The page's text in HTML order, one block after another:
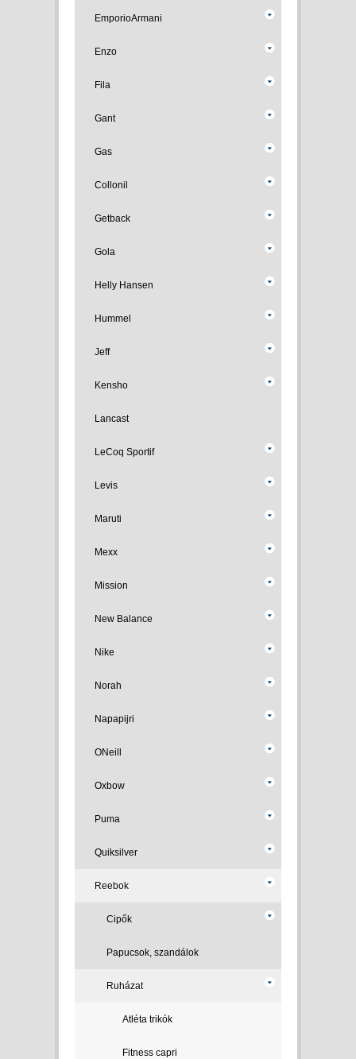
EmporioArmani
Enzo
Fila
Gant
Gas
Collonil
Getback
Gola
Helly Hansen
Hummel
Jeff
Kensho
Lancast
LeCoq Sportif
Levis
Maruti
Mexx
Mission
New Balance
Nike
Norah
Napapijri
ONeill
Oxbow
Puma
Quiksilver
Reebok
Cipők
Papucsok, szandálok
Ruházat
Atléta trikók
Fitness capri